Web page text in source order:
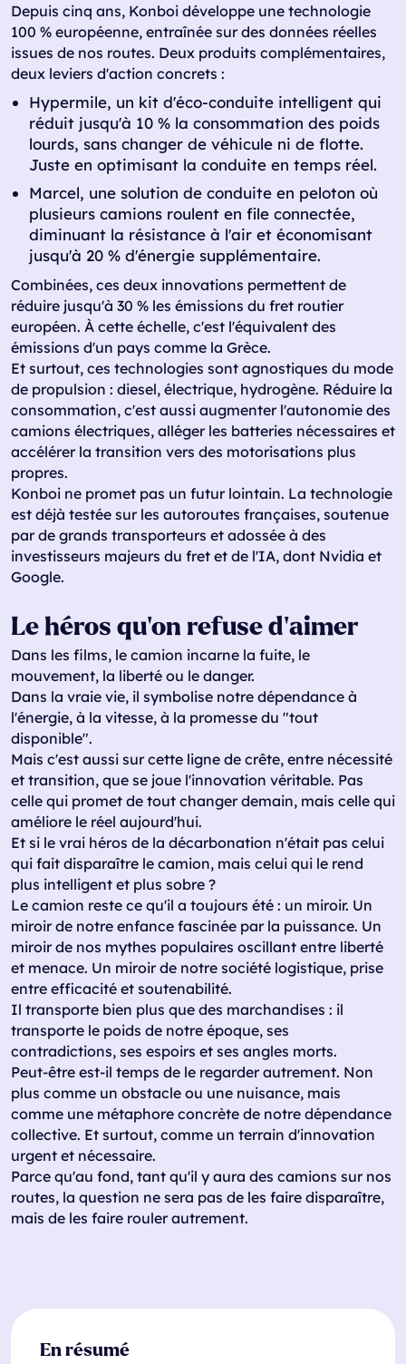
Depuis cinq ans, Konboi développe une technologie
100 % européenne, entraînée sur des données réelles
issues de nos routes. Deux produits complémentaires,
deux leviers d'action concrets :
Hypermile, un kit d'éco-conduite intelligent qui
réduit jusqu'à 10 % la consommation des poids
lourds, sans changer de véhicule ni de flotte.
Juste en optimisant la conduite en temps réel.
Marcel, une solution de conduite en peloton où
plusieurs camions roulent en file connectée,
diminuant la résistance à l'air et économisant
jusqu'à 20 % d'énergie supplémentaire.
Combinées, ces deux innovations permettent de
réduire jusqu'à 30 % les émissions du fret routier
européen. À cette échelle, c'est l'équivalent des
émissions d'un pays comme la Grèce.
Et surtout, ces technologies sont agnostiques du mode
de propulsion : diesel, électrique, hydrogène. Réduire la
consommation, c'est aussi augmenter l'autonomie des
camions électriques, alléger les batteries nécessaires et
accélérer la transition vers des motorisations plus
propres.
Konboi ne promet pas un futur lointain. La technologie
est déjà testée sur les autoroutes françaises, soutenue
par de grands transporteurs et adossée à des
investisseurs majeurs du fret et de l'IA, dont Nvidia et
Google.
Le héros qu'on refuse d'aimer
Dans les films, le camion incarne la fuite, le
mouvement, la liberté ou le danger.
Dans la vraie vie, il symbolise notre dépendance à
l'énergie, à la vitesse, à la promesse du "tout
disponible".
Mais c'est aussi sur cette ligne de crête, entre nécessité
et transition, que se joue l'innovation véritable. Pas
celle qui promet de tout changer demain, mais celle qui
améliore le réel aujourd'hui.
Et si le vrai héros de la décarbonation n'était pas celui
qui fait disparaître le camion, mais celui qui le rend
plus intelligent et plus sobre ?
Le camion reste ce qu'il a toujours été : un miroir. Un
miroir de notre enfance fascinée par la puissance. Un
miroir de nos mythes populaires oscillant entre liberté
et menace. Un miroir de notre société logistique, prise
entre efficacité et soutenabilité.
Il transporte bien plus que des marchandises : il
transporte le poids de notre époque, ses
contradictions, ses espoirs et ses angles morts.
Peut-être est-il temps de le regarder autrement. Non
plus comme un obstacle ou une nuisance, mais
comme une métaphore concrète de notre dépendance
collective. Et surtout, comme un terrain d'innovation
urgent et nécessaire.
Parce qu'au fond, tant qu'il y aura des camions sur nos
routes, la question ne sera pas de les faire disparaître,
mais de les faire rouler autrement.
En résumé